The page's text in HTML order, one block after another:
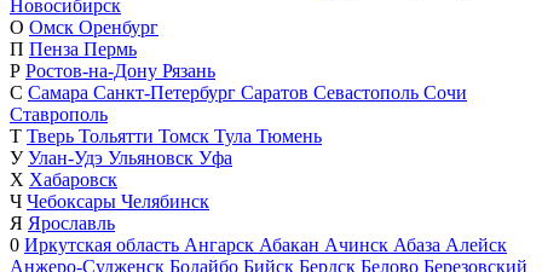
Новосибирск
О Омск Оренбург
П Пенза Пермь
Р Ростов-на-Дону Рязань
С Самара Санкт-Петербург Саратов Севастополь Сочи
Ставрополь
Т Тверь Тольятти Томск Тула Тюмень
У Улан-Удэ Ульяновск Уфа
Х Хабаровск
Ч Чебоксары Челябинск
Я Ярославль
0 Иркутская область Ангарск Абакан Ачинск Абаза Алейск
Анжеро-Судженск Бодайбо Бийск Бердск Белово Березовский